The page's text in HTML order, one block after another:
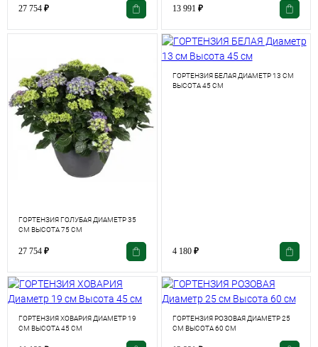
27 754 ₽ 13 991 ₽
ГОРТЕНЗИЯ ГОЛУБАЯ ДИАМЕТР 35
СМ ВЫСОТА 75 СМ
27 754 ₽
ГОРТЕНЗИЯ БЕЛАЯ ДИАМЕТР 13 СМ
ВЫСОТА 45 СМ
4 180 ₽
ГОРТЕНЗИЯ ХОВАРИЯ ДИАМЕТР 19
СМ ВЫСОТА 45 СМ
ГОРТЕНЗИЯ РОЗОВАЯ ДИАМЕТР 25
СМ ВЫСОТА 60 СМ